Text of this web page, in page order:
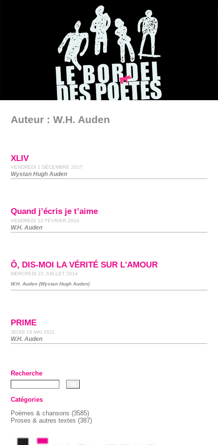
Auteur : W.H. Auden
XLIV
VENDREDI 1 DÉCEMBRE 2017
Wystan Hugh Auden
Quand j’écris je t’aime
VENDREDI 12 FÉVRIER 2016
W.H. Auden
Ô, DIS-MOI LA VÉRITÉ SUR L'AMOUR
MERCREDI 23 JUILLET 2014
W.H. Auden (Wystan Hugh Auden)
PRIME
JEUDI 19 MAI 2011
W.H. Auden
Recherche
Catégories
Poèmes & chansons (3585)
Proses & autres textes (387)